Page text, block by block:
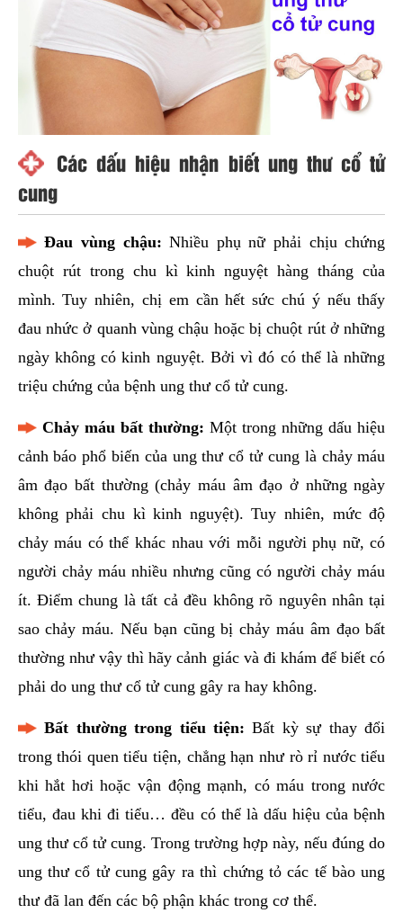
Các dấu hiệu nhận biết ung thư cổ tử
cung
Đau vùng chậu: Nhiều phụ nữ phải chịu chứng
chuột rút trong chu kì kinh nguyệt hàng tháng của
mình. Tuy nhiên, chị em cần hết sức chú ý nếu thấy
đau nhức ở quanh vùng chậu hoặc bị chuột rút ở những
ngày không có kinh nguyệt. Bởi vì đó có thể là những
triệu chứng của bệnh ung thư cổ tử cung.
Chảy máu bất thường: Một trong những dấu hiệu
cảnh báo phổ biến của ung thư cổ tử cung là chảy máu
âm đạo bất thường (chảy máu âm đạo ở những ngày
không phải chu kì kinh nguyệt). Tuy nhiên, mức độ
chảy máu có thể khác nhau với mỗi người phụ nữ, có
người chảy máu nhiều nhưng cũng có người chảy máu
ít. Điểm chung là tất cả đều không rõ nguyên nhân tại
sao chảy máu. Nếu bạn cũng bị chảy máu âm đạo bất
thường như vậy thì hãy cảnh giác và đi khám để biết có
phải do ung thư cổ tử cung gây ra hay không.
Bất thường trong tiểu tiện: Bất kỳ sự thay đổi
trong thói quen tiểu tiện, chẳng hạn như rò rỉ nước tiểu
khi hắt hơi hoặc vận động mạnh, có máu trong nước
tiểu, đau khi đi tiểu… đều có thể là dấu hiệu của bệnh
ung thư cổ tử cung. Trong trường hợp này, nếu đúng do
ung thư cổ tử cung gây ra thì chứng tỏ các tế bào ung
thư đã lan đến các bộ phận khác trong cơ thể.